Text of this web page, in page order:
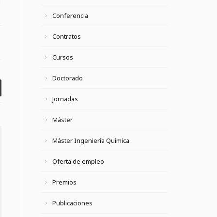
Conferencia
Contratos
Cursos
Doctorado
Jornadas
Máster
Máster Ingeniería Química
Oferta de empleo
Premios
Publicaciones